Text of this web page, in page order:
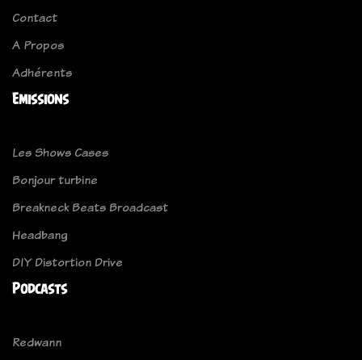
Contact
A Propos
Adhérents
Emissions
Les Shows Cases
Bonjour turbine
Breakneck Beats Broadcast
Headbang
DIY Distortion Drive
Podcasts
Redwann